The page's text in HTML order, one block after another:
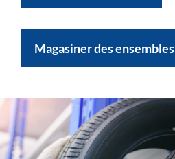
Magasiner des ensembles